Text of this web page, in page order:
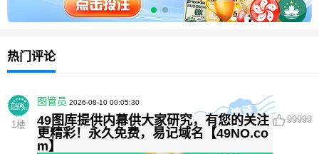
热门评论
1 楼
图管员 2026-08-10 00:05:30
49图库提供内幕供大家研究，有您的关注
更精彩！永久免费，易记域名【49NO.co
m】
99999